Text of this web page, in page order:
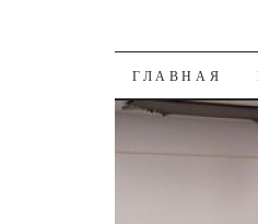
К
ГЛАВНАЯ